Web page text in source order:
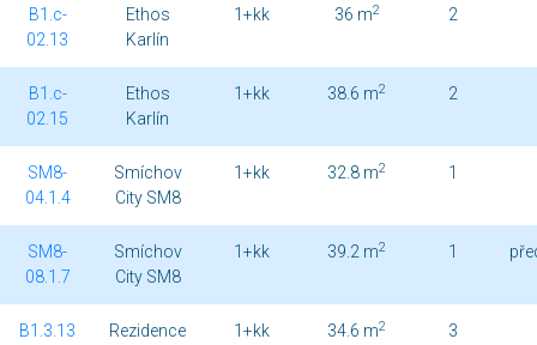
B1.c-
02.13
Ethos
Karlín
1+kk 36 m2 2
B1.c-
02.15
Ethos
Karlín
1+kk 38.6 m2 2
SM8-
04.1.4
Smíchov
City SM8
1+kk 32.8 m2 1
SM8-
08.1.7
Smíchov
City SM8
1+kk 39.2 m2 1
B1.3.13
Rezidence
1+kk 34.6 m2 3